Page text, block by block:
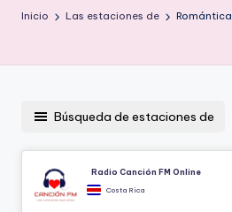
Inicio Las estaciones de Romántica
Búsqueda de estaciones de
Radio Canción FM Online
Costa Rica